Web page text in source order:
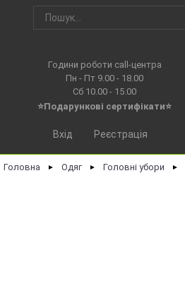
Години роботи call-центра
Пн - Пт 9.00 - 18.00
Сб 10.00 - 15.00
⭐Подарункові сертифікати⭐
Вхід Реєстрація
Головна ► Одяг ► Головні убори ►